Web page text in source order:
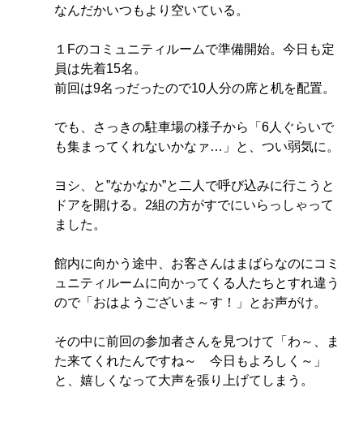
なんだかいつもより空いている。
１Fのコミュニティルームで準備開始。今日も定
員は先着15名。
前回は9名っだったので10人分の席と机を配置。
でも、さっきの駐車場の様子から「6人ぐらいで
も集まってくれないかなァ…」と、つい弱気に。
ヨシ、と”なかなか”と二人で呼び込みに行こうと
ドアを開ける。2組の方がすでにいらっしゃって
ました。
館内に向かう途中、お客さんはまばらなのにコミ
ュニティルームに向かってくる人たちとすれ違う
ので「おはようございま～す！」とお声がけ。
その中に前回の参加者さんを見つけて「わ～、ま
た来てくれたんですね～　今日もよろしく～」
と、嬉しくなって大声を張り上げてしまう。